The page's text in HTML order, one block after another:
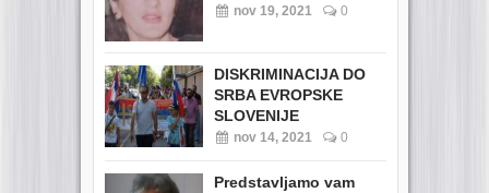
nov 19, 2021 0
DISKRIMINACIJA DO
SRBA EVROPSKE
SLOVENIJE
nov 14, 2021 0
Predstavljamo vam